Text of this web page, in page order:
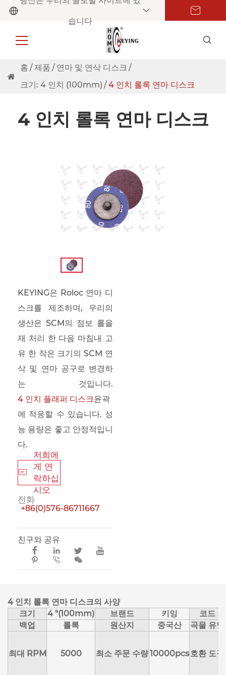
습니다
홈 제품
연마 및 연삭 디스크
크기: 4 인치 (100mm)
4 인치 롤록 연마 디스크
4 인치 롤록 연마 디스크
KEYING은 Roloc 연마 디
스크를 제조하며, 우리의
생산은 SCM의 점보 롤을
재 처리 한 다음 마침내 고
유 한 작은 크기의 SCM 연
삭 및 연마 공구로 변경하
는 것입니다.
4 인치 플래퍼 디스크윤곽
에 적응할 수 있습니다. 성
능 용량은 좋고 안정적입니
다.

저희에
게 연
락하십
시오
전화
+86(0)576-86711667
친구와 공유
  


 
4 인치 롤록 연마 디스크의 사양
크기
4 "(100mm) 브랜드 키잉
코드
백업
롤록 원산지 중국산 곡물 유형
최대 RPM 5000 최소 주문 수량10000pcs 호환 도구